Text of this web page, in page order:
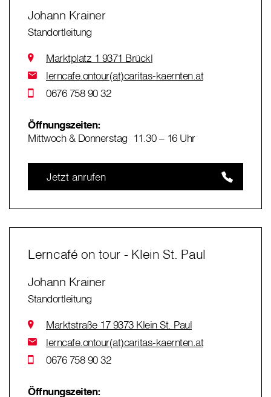
Johann Krainer
Standortleitung
Marktplatz 1 9371 Brückl
lerncafe.ontour(at)caritas-kaernten.at
0676 758 90 32
Öffnungszeiten:
Mittwoch & Donnerstag 11.30 – 16 Uhr
Jetzt anrufen
Lerncafé on tour - Klein St. Paul
Johann Krainer
Standortleitung
Marktstraße 17 9373 Klein St. Paul
lerncafe.ontour(at)caritas-kaernten.at
0676 758 90 32
Öffnungszeiten: